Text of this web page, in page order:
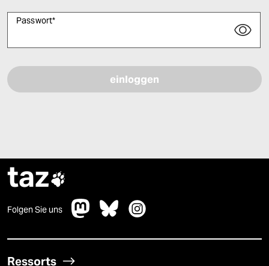
Passwort*
taz
Folgen Sie uns
Ressorts